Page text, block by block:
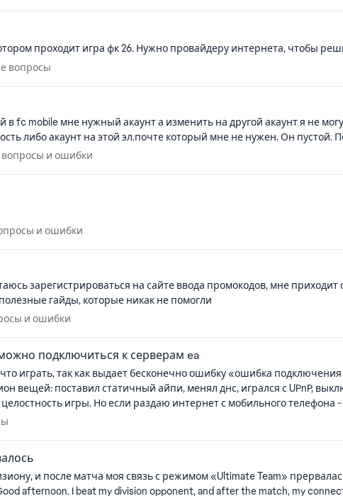
проходит игра фк 26. Нужно провайдеру интернета, чтобы
вопросы
вопросы
в fc mobile мне нужный акаунт а изменить на другой акаунт я не
либо акаунт на этой эл.почте который мне не нужен. Он пустой.
вопросы и ошибки
вопросы и ошибки
вопросы и ошибки
и ошибки
зарегистрироваться на сайте ввода промокодов, мне
гайды, которые никак не помогли
и ошибки
и ошибки
подключиться к серверам ea
что играть, так как выдает бесконечно ошибку «ошибка
вещей: поставил статичный айпи, менял днс, игрался с UPnP,
игры. Но если раздаю интернет с мобильного телефона
и после матча моя связь с режимом «Ultimate Team»